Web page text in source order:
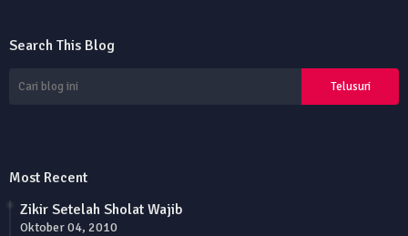
Search This Blog
Most Recent
Zikir Setelah Sholat Wajib
Oktober 04, 2010